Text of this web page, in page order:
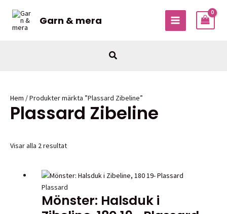
innehåll
Garn & mera
MAIN
Sök
Hem / Produkter märkta ”Plassard Zibeline”
Plassard Zibeline
Visar alla 2 resultat
Plassard
Mönster: Halsduk i